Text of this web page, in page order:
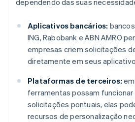
dependendo das suas
Aplicativos bancários:
ING, Rabobank e ABN AMRO
empresas criem solicitações
diretamente em seus
Plataformas de terceiros:
ferramentas possam funcionar
solicitações pontuais, elas
recursos de personalização